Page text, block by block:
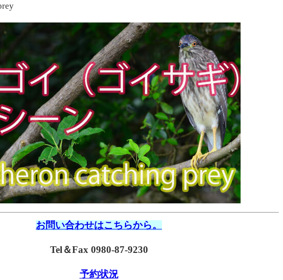
お問い合わせはこちらから。
Tel＆Fax 0980-87-9230
予約状況